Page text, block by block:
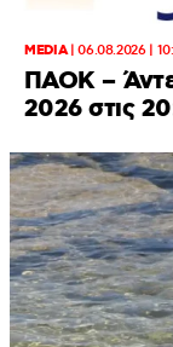
MEDIA|06.08.2026 |
ΠΑΟΚ –
2026 στις